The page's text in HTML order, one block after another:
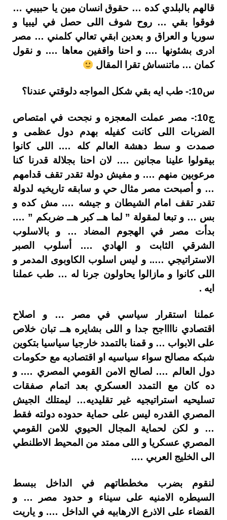
قالهم بالبلدي كده … حقوق انسان مين يا حبيبي …
فوقوا بقي … روح شوف اللى حصل في ليبيا و
سوريا و العراق و بعدين ابقي تعالي كلمني … مصر
ادرى بشئونها …. و احنا واقفين معاها …. و نقول
كمان … ماتنساش تقرا المقال
س10:- طب ايه بقي شكل المواجه دلوقتي عندنا؟
ج10:- مصر عملت المعجزه و نجحت في امتصاص
الضربات اللى كانت كفيله بهدم دول عظمى و
صمدت و سط دهشة العالم كله …. اللى كانوا
بيقولوا علينا مجانين …. لان احنا بجلالة قدرنا كنا
مرعوبين منهم …. و مفيش دولة تقدر تقف قدامهم
… و أصبحت مصر مثال حي و سابقه تاريخيه لدولة
تقدر تقف امام الشيطان و جيشه …. مش كده و
بس … و تبعا لمقولة ” لما هــ كبر هــ ضربكم ” ….
بدأت مصر في الهجوم المضاد … و بالاسلوب
الشرقي الثابت و الهادي …. أسلوب الصبر
الاستراتيجي ….. و ليس اسلوب الكاوبوى المدمر و
اللى كانوا و مازالوا يحاولون جرنا له … طب عملنا
ايه .
عملنا استقرار سياسي في مصر … و اصلاح
اقتصادي نااااجح جدا و اللى بشايره هــ تبان خلاص
على الابواب … و قمنا بالتمدد خارجيا سياسيا بتكوين
شبكه مصالح سواء سياسيه او اقتصاديه مع حكومات
دول العالم …. لصالح الامن القومي المصري …. و
ده كان مع التمدد العسكري بعد اتمام صفقات
تسليحيه استراتيجيه غير تقليديه… ليمتلك الجيش
المصري القدره ليس على حماية حدوده دولته فقط
… و لكن لحماية المجال الحيوي للامن القومي
المصري عسكريا و اللى ممتد من المحيط الاطلنطي
الى الخليج العربي ….
لنقوم بضرب مخططاتهم في الداخل ببسط
السيطره الامنيه على سيناء و حدود مصر … و
القضاء على الاذرع الارهابيه في الداخل …. و ياريت